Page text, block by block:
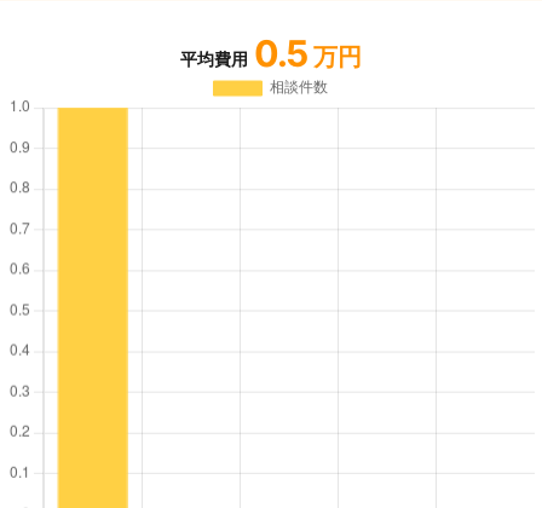
平均費用 0.5 万円